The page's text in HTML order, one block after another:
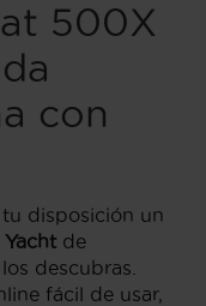
500X
con
disposición un
de
descubras.
fácil de usar,